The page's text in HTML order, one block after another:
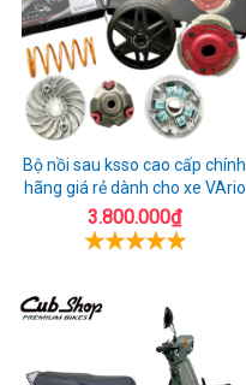
Bộ nồi sau ksso cao cấp chính
hãng giá rẻ dành cho xe VArio
160
3.800.000₫